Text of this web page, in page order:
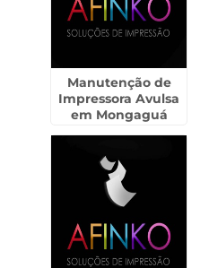
Manutenção de
Impressora Avulsa
em Mongaguá